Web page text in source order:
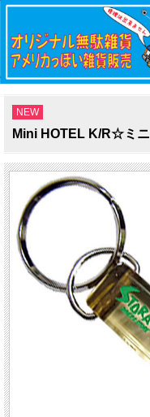
NEW
Mini HOTEL K/R☆ミ